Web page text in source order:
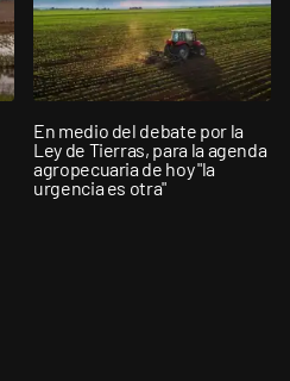
En medio del debate por la
Ley de Tierras, para la agenda
agropecuaria de hoy "la
urgencia es otra"